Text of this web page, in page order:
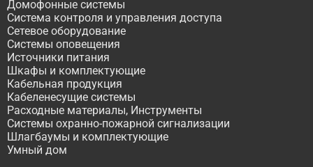
Домофонные системы
Система контроля и управления доступа
Сетевое оборудование
Системы оповещения
Источники питания
Шкафы и комплектующие
Кабельная продукция
Кабеленесущие системы
Расходные материалы, Инструменты
Системы охранно-пожарной сигнализации
Шлагбаумы и комплектующие
Умный дом